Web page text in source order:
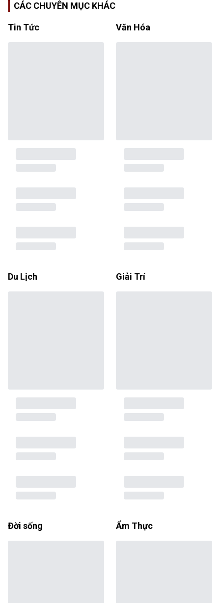
CÁC CHUYÊN MỤC KHÁC
Tin Tức Văn Hóa
Du Lịch Giải Trí
Đời sống Ẩm Thực